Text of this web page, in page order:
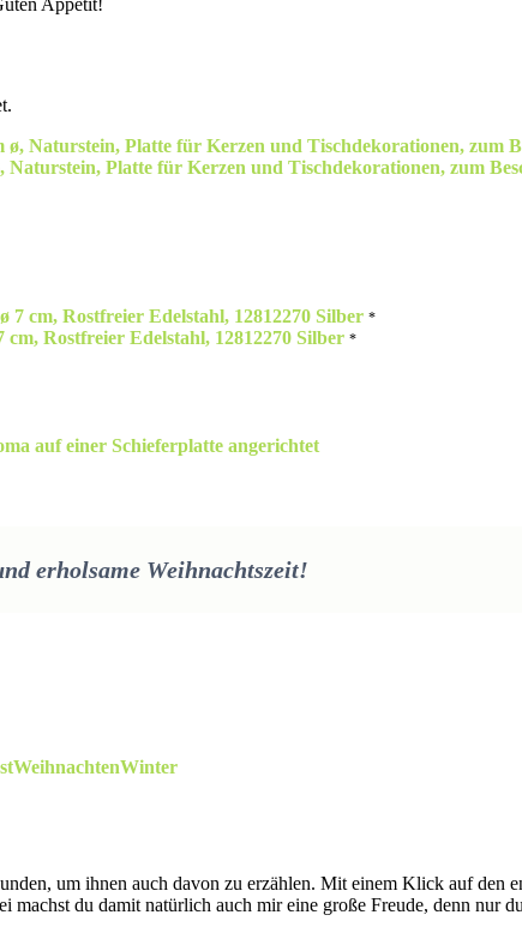
Platte für Kerzen und Tischdekorationen, zum
Rostfreier Edelstahl, 12812270 Silber
erholsame Weihnachtszeit!
WeihnachtenWinter
um ihnen auch davon zu erzählen. Mit einem Klick auf den
machst du damit natürlich auch mir eine große Freude, denn nur